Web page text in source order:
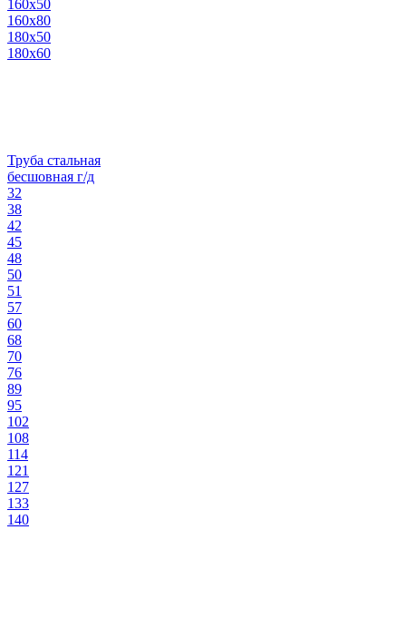
160х50
160х80
180х50
180х60
Труба стальная
бесшовная г/д
32
38
42
45
48
50
51
57
60
68
70
76
89
95
102
108
114
121
127
133
140